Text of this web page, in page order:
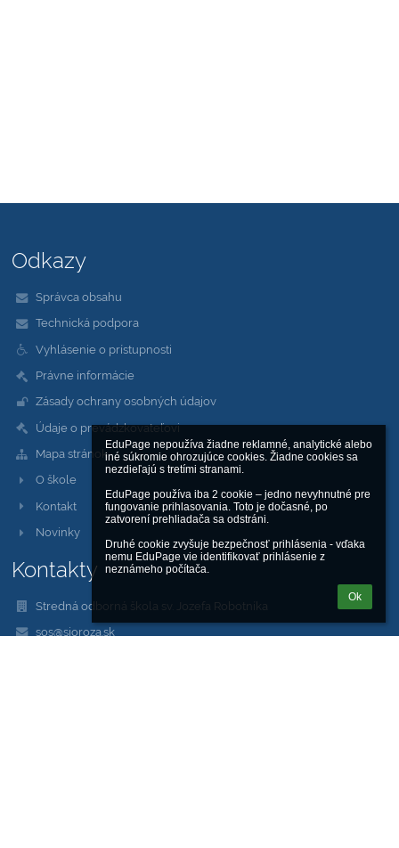
EduPage nepoužíva žiadne reklamné, analytické alebo
iné súkromie ohrozujúce cookies. Žiadne cookies sa
nezdieľajú s tretími stranami.
EduPage používa iba 2 cookie – jedno nevyhnutné pre
fungovanie prihlasovania. Toto je dočasné, po
zatvorení prehliadača sa odstráni.
Druhé cookie zvyšuje bezpečnosť prihlásenia - vďaka
nemu EduPage vie identifikovať prihlásenie z
neznámeho počítača.
Ok
Odkazy
Správca obsahu
Technická podpora
Vyhlásenie o prístupnosti
Právne informácie
Zásady ochrany osobných údajov
Údaje o prevádzkovateľovi
Mapa stránok
O škole
Kontakt
Novinky
Kontakty
Stredná odborná škola sv. Jozefa Robotníka
sos@sjoroza.sk